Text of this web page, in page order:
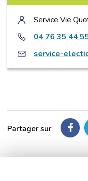
Service Vie
04 76 35 44
service-
Partager sur